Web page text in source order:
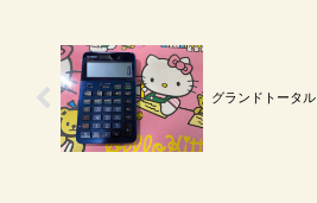
グランドトータル